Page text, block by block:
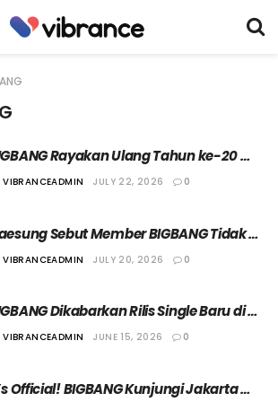
Rayakan Ulang Tahun ke-20
Acara Gratis di Sungai Han
VIBRANCEADMIN JULY 22, 2026 0
Sebut Member BIGBANG Tidak
Memiliki Konflik Internal
VIBRANCEADMIN JULY 20, 2026 0
Dikabarkan Rilis Single Baru di
Agustus Mendatang
VIBRANCEADMIN JUNE 15, 2026 0
Official! BIGBANG Kunjungi Jakarta